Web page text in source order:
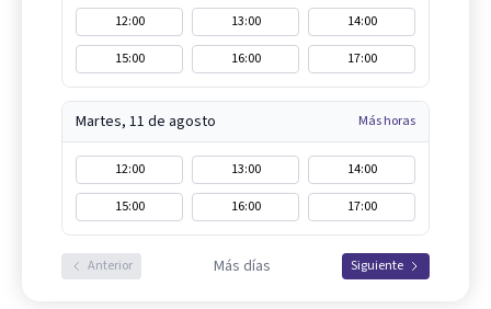
12:00 13:00
14:00
15:00
16:00 17:00
Martes, 11 de agosto Más horas
12:00 13:00
14:00
15:00
16:00 17:00
Anterior Más días Siguiente